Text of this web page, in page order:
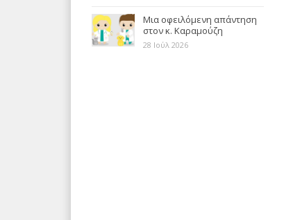
Μια οφειλόμενη απάντηση
στον κ. Καραμούζη
28 Ιούλ 2026